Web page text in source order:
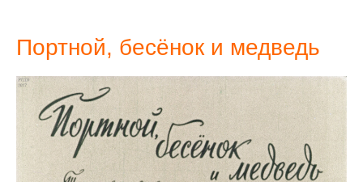
Портной, бесёнок и медведь